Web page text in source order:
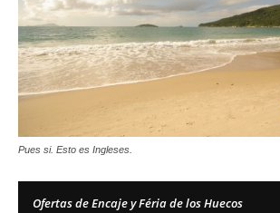
Pues si. Esto es Ingleses.
Ofertas de Encaje y Féria de los Huecos